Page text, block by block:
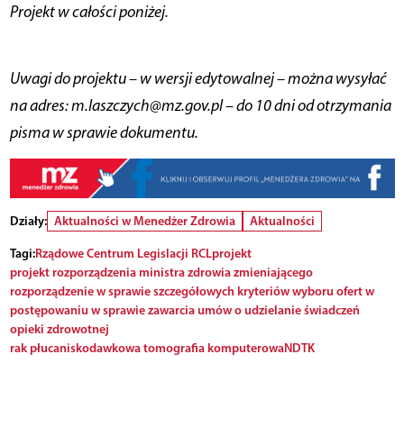
Projekt w całości poniżej.
Uwagi do projektu – w wersji edytowalnej – można wysyłać
na adres: m.laszczych@mz.gov.pl – do 10 dni od otrzymania
pisma w sprawie dokumentu.
Działy: Aktualności w Menedżer Zdrowia
Aktualności
Tagi:Rządowe Centrum Legislacji RCLprojekt
projekt rozporządzenia ministra zdrowia zmieniającego
rozporządzenie w sprawie szczegółowych kryteriów wyboru ofert w
postępowaniu w sprawie zawarcia umów o udzielanie świadczeń
opieki zdrowotnej
rak płucaniskodawkowa tomografia komputerowaNDTK